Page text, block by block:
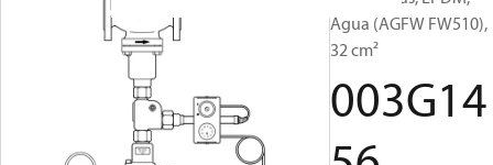
Agua (AGFW FW510),
32 cm²
003G14